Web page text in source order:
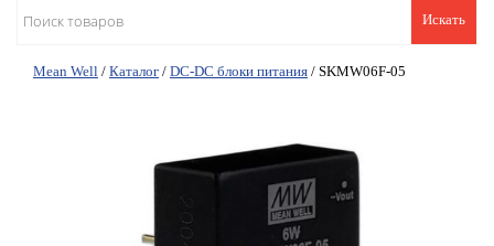
Искать
Mean Well / Каталог / DC-DC блоки питания / SKMW06F-05